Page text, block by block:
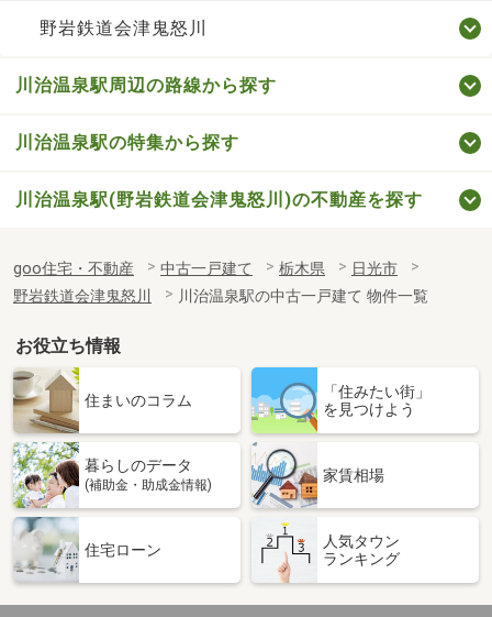
野岩鉄道会津鬼怒川
川治温泉駅周辺の路線から探す
川治温泉駅の特集から探す
川治温泉駅(野岩鉄道会津鬼怒川)の不動産を探す
goo住宅・不動産 中古一戸建て 栃木県
日光市
野岩鉄道会津鬼怒川
川治温泉駅の中古一戸建て 物件一覧
お役立ち情報
住まいのコラム
「住みたい街」
を見つけよう
暮らしのデータ
(補助金・助成金情報)
家賃相場
住宅ローン
人気タウン
ランキング